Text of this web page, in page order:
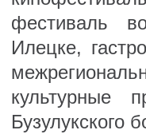
фестиваль
Илецке,
культурные
Бузулукского